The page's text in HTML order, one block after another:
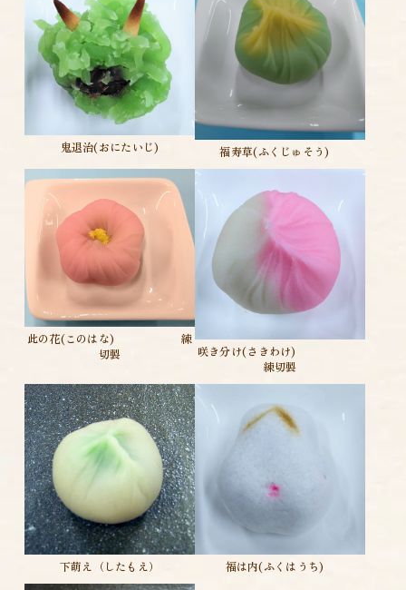
鬼退治(おにたいじ) 福寿草(ふくじゅそう)
此の花(このはな) 練
切製
咲き分け(さきわけ)
練切製
下萌え（したもえ） 福は内(ふくはうち)